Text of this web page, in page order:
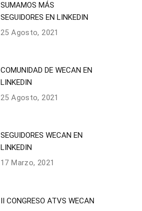
SUMAMOS MÁS
SEGUIDORES EN LINKEDIN
25 Agosto, 2021
COMUNIDAD DE WECAN EN
LINKEDIN
25 Agosto, 2021
SEGUIDORES WECAN EN
LINKEDIN
17 Marzo, 2021
II CONGRESO ATVS WECAN